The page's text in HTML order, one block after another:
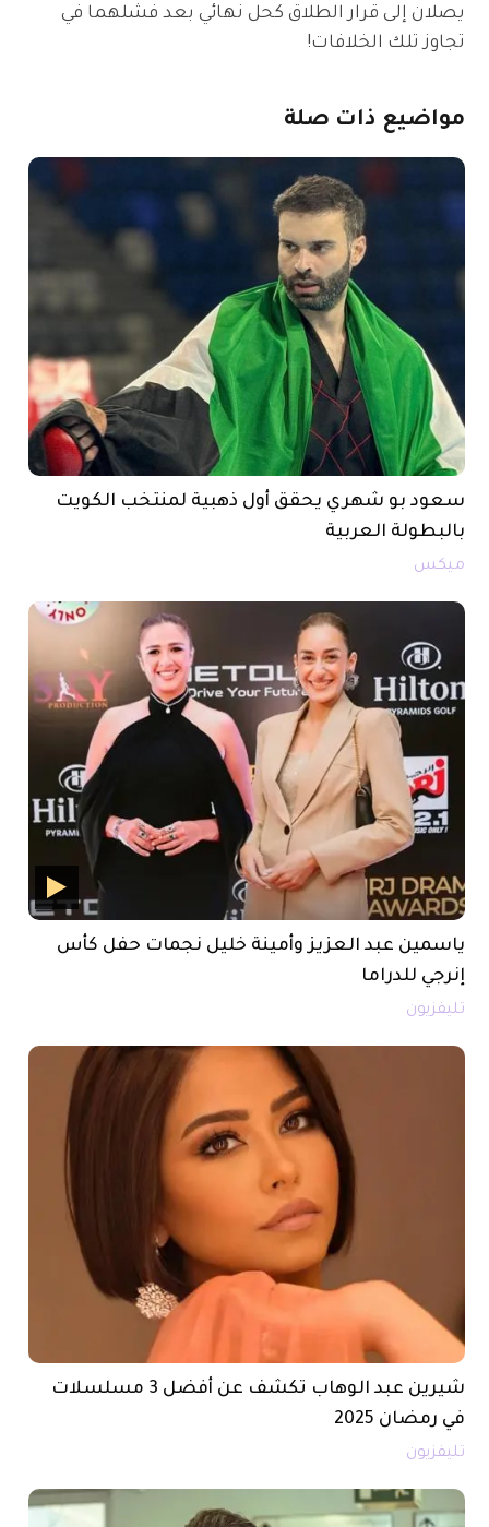
يصلان إلى قرار الطلاق كحل نهائي بعد فشلهما في
تجاوز تلك الخلافات!
مواضيع ذات صلة
سعود بو شهري يحقق أول ذهبية لمنتخب الكويت
بالبطولة العربية
ميكس
ياسمين عبد العزيز وأمينة خليل نجمات حفل كأس
إنرجي للدراما
تليفزيون
شيرين عبد الوهاب تكشف عن أفضل 3 مسلسلات
في رمضان 2025
تليفزيون